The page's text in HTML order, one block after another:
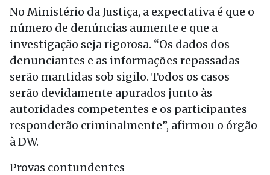
No Ministério da Justiça, a expectativa é que o
número de denúncias aumente e que a
investigação seja rigorosa. “Os dados dos
denunciantes e as informações repassadas
serão mantidas sob sigilo. Todos os casos
serão devidamente apurados junto às
autoridades competentes e os participantes
responderão criminalmente”, afirmou o órgão
à DW.
Provas contundentes